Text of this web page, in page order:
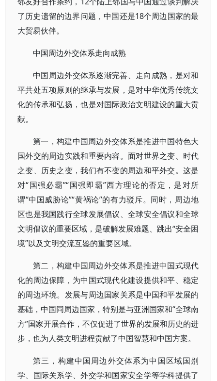
了历史遗留的边界问题，中国还是18个周边国家的最
大贸易伙伴。
中国周边外交体系走向成熟
中国周边外交体系逐渐完善、走向成熟，是对和
平共处五项原则的继承与发展，是对中华优秀传统文
化的传承和弘扬，也是对国际政治文明建设的重大贡
献。
第一，构建中国周边外交体系是推进中国特色大
国外交的周边实践和重要内容。面对世界之变、时代
之变、历史之变，我们有不变的周边和平外交。这是
对“国强必霸”“国强即霸”西方理论的否定，是对所
谓“中国威胁论”“黄祸论”的有力驳斥。同时，周边地
区也是我国践行全球发展倡议、全球安全倡议和全球
文明倡议的重要区域，是破解发展难题、跳出“安全困
境”以及文明交流互鉴的重要区域。
第二，构建中国周边外交体系是推进中国式现代
化的周边保障，为中国式现代化建设提供和平、稳定
的周边环境。发展与周边国家关系是中国和平发展的
基础，中国同周边国家，特别是与亚洲国家和“全球南
方”国家开展合作，不仅促进了世界的发展和历史的进
步，也为人类文明进程贡献了中国智慧和中国方案。
第三，构建中国周边外交体系为中国区域国别
学、国际关系学、外交学和国家安全学等学科提供了